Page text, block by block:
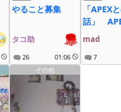
やること募集
タコ助
26 01:06
「APEX
話」
mad
7
その他